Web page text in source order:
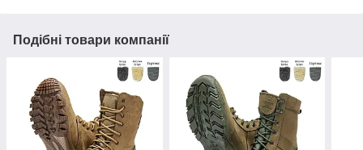
Подібні товари компанії